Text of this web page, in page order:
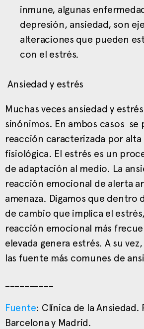
inmune, algunas
depresión, ansiedad, son
alteraciones que pueden
con el estrés.
Ansiedad y estrés
Muchas veces ansiedad y
sinónimos. En ambos casos se
reacción caracterizada por
fisiológica. El estrés es un
de adaptación al medio. La
reacción emocional de alerta
amenaza. Digamos que dentro
de cambio que implica el
reacción emocional más
elevada genera estrés. A su
las fuente más comunes de
Fuente: Clínica de la
Barcelona y Madrid.